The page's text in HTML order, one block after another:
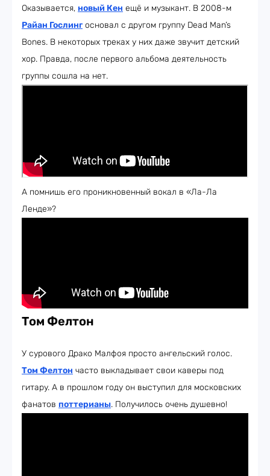
Оказывается, новый Кен ещё и музыкант. В 2008-м
Райан Гослингосновал с другом группу Dead Man’s
Bones. В некоторых треках у них даже звучит детский
хор. Правда, после первого альбома деятельность
группы сошла на нет.
А помнишь его проникновенный вокал в «Ла-Ла
Ленде»?
Том Фелтон
У сурового Драко Малфоя просто ангельский голос.
Том Фелтон часто выкладывает свои каверы под
гитару. А в прошлом году он выступил для московских
фанатов поттерианы. Получилось очень душевно!